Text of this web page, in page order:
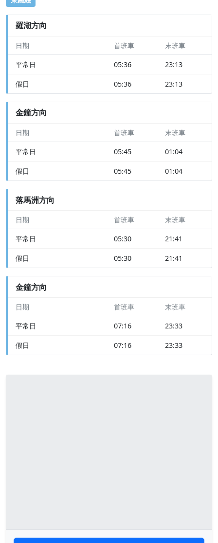
羅湖方向
日期 首班車 末班車
平常日 05:36 23:13
假日 05:36 23:13
金鐘方向
日期 首班車 末班車
平常日 05:45 01:04
假日 05:45 01:04
落馬洲方向
日期 首班車 末班車
平常日 05:30 21:41
假日 05:30 21:41
金鐘方向
日期 首班車 末班車
平常日 07:16 23:33
假日 07:16 23:33